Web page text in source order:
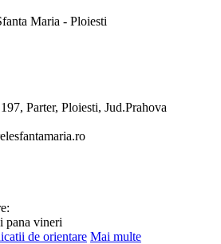
Maria - Ploiesti
Parter, Ploiesti, Jud.Prahova
pana vineri
de orientare Mai multe